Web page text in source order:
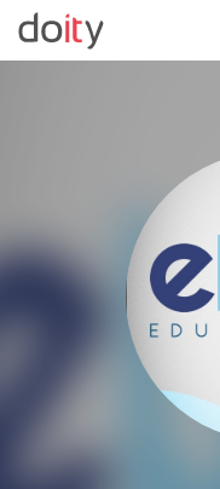
Todos os eventos
Entrar
Crie seu evento